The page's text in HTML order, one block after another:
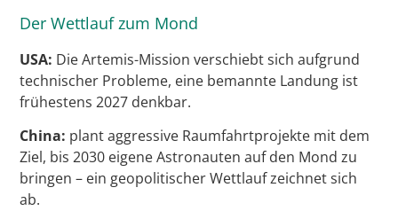
Der Wettlauf zum Mond
USA: Die Artemis-Mission verschiebt sich aufgrund
technischer Probleme, eine bemannte Landung ist
frühestens 2027 denkbar.
China: plant aggressive Raumfahrtprojekte mit dem
Ziel, bis 2030 eigene Astronauten auf den Mond zu
bringen – ein geopolitischer Wettlauf zeichnet sich
ab.